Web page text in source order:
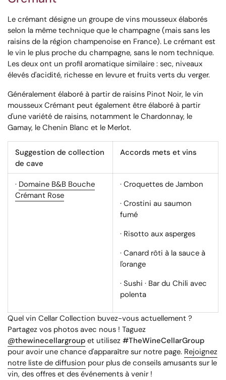
Le crémant désigne un groupe de vins mousseux élaborés
selon la même technique que le champagne (mais sans les
raisins de la région champenoise en France). Le crémant est
le vin le plus proche du champagne, sans le nom technique.
Les deux ont un profil aromatique similaire : sec, niveaux
élevés d'acidité, richesse en levure et fruits verts du verger.
Généralement élaboré à partir de raisins Pinot Noir, le vin
mousseux Crémant peut également être élaboré à partir
d'une variété de raisins, notamment le Chardonnay, le
Gamay, le Chenin Blanc et le Merlot.
Suggestion de collection
de cave
Accords mets et vins
· Domaine B&B Bouche
Crémant Rose
· Croquettes de Jambon
· Crostini au saumon
fumé
· Risotto aux asperges
· Canard rôti à la sauce à
l'orange
· Sushi · Bar du Chili avec
polenta
Quel vin Cellar Collection buvez-vous actuellement ?
Partagez vos photos avec nous ! Taguez
@thewinecellargroup et utilisez #TheWineCellarGroup
pour avoir une chance d'apparaître sur notre page. Rejoignez
notre liste de diffusion pour plus de conseils amusants sur le
vin, des offres et des événements à venir !